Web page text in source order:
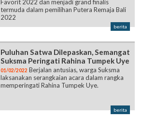
Favorit 2022 dan menjadi grand finalis
termuda dalam pemilihan Putera Remaja Bali
2022
berita
Puluhan Satwa Dilepaskan, Semangat
Suksma Peringati Rahina Tumpek Uye
01/02/2022 Berjalan antusias, warga Suksma
laksanakan serangkaian acara dalam rangka
memperingati Rahina Tumpek Uye.
berita